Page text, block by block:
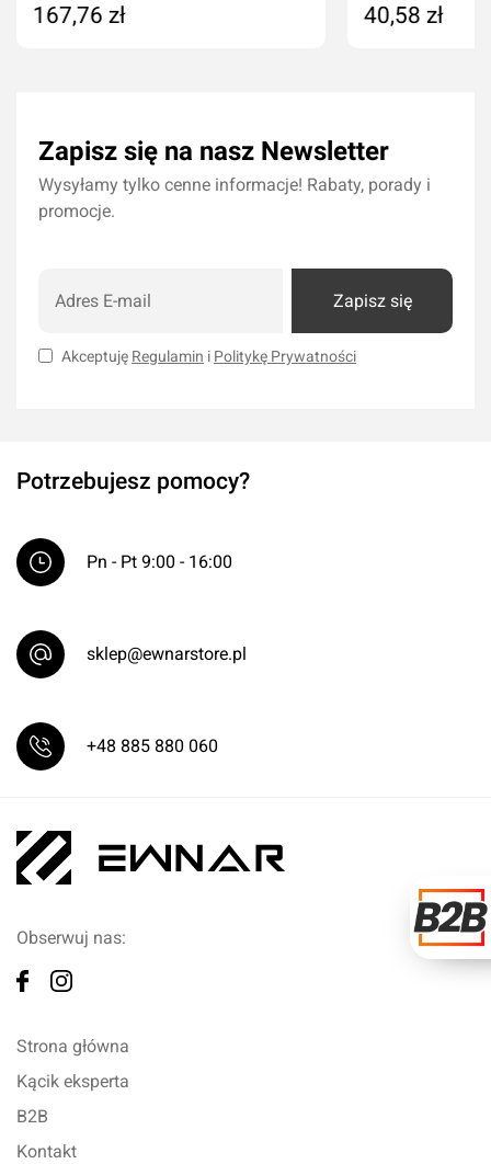
167,76 zł 40,58 zł
Zapisz się na nasz Newsletter
Wysyłamy tylko cenne informacje! Rabaty, porady i
promocje.
Zapisz się
Akceptuję Regulamin i Politykę Prywatności
Potrzebujesz pomocy?
Pn - Pt 9:00 - 16:00
sklep@ewnarstore.pl
+48 885 880 060
Obserwuj nas:
Strona główna
Kącik eksperta
B2B
Kontakt